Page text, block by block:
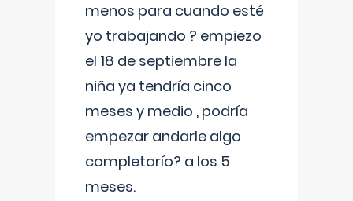
menos para cuando esté
yo trabajando ? empiezo
el 18 de septiembre la
niña ya tendría cinco
meses y medio , podría
empezar andarle algo
completarío? a los 5
meses.